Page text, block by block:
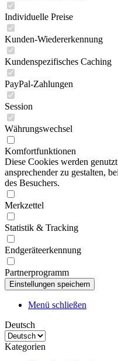
Individuelle Preise
Kunden-Wiedererkennung
Kundenspezifisches Caching
PayPal-Zahlungen
Session
Währungswechsel
Komfortfunktionen
Diese Cookies werden
ansprechender zu gestalten,
des Besuchers.
Merkzettel
Statistik & Tracking
Endgeräteerkennung
Partnerprogramm
Menü schließen
Deutsch
Kategorien